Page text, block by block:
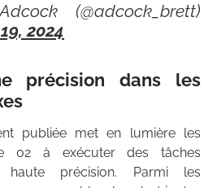
(@adcock_brett)
2024
précision dans les
publiée met en lumière les
02 à exécuter des tâches
précision. Parmi les